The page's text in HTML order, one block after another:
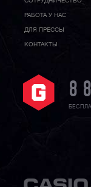
РАБОТА У НАС
ДЛЯ ПРЕССЫ
КОНТАКТЫ
8